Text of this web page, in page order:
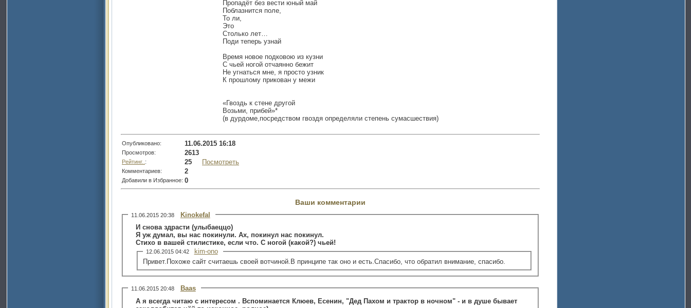
Пропадёт без вести юный май
Поблазнится поле,
То ли,
Это
Столько лет…
Поди теперь узнай
Время новое подковою из кузни
С чьей ногой отчаянно бежит
Не угнаться мне, я просто узник
К прошлому прикован у межи
«Гвоздь к стене другой
Возьми, прибей»*
(в дурдоме,посредством гвоздя определяли степень сумасшествия)
Опубликовано: 11.06.2015 16:18
Просмотров: 2613
Рейтинг.. : 25 Посмотреть
Комментариев: 2
Добавили в Избранное: 0
Ваши комментарии
11.06.2015 20:38
Kinokefal
И снова здрасти (улыбаеццо)
Я уж думал, вы нас покинули. Ах, покинул нас покинул.
Стихо в вашей стилистике, если что. С ногой (какой?) чьей!
12.06.2015 04:42
kim-ono
Привет.Похоже сайт считаешь своей вотчиной.В принципе так оно и есть.Спасибо, что обратил внимание, спасибо.
11.06.2015 20:48
Baas
А я всегда читаю с интересом . Вспоминается Клюев, Есенин, "Дед Пахом и трактор в ночном" - и в душе бывает